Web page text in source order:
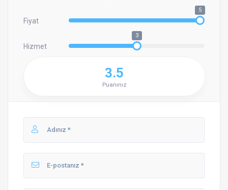
Fiyat
5
Hizmet
3
3.5
Puanınız